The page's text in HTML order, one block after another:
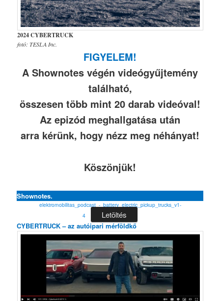
2024 CYBERTRUCK
fotó: TESLA Inc.
FIGYELEM!
A Shownotes végén videógyűjtemény
található,
összesen több mint 20 darab videóval!
Az epizód meghallgatása után
arra kérünk, hogy nézz meg néhányat!
Köszönjük!
Shownotes.
elektromobilitas_podcast_-_battery_electric_pickup_trucks_v1-
4
Letöltés
CYBERTRUCK – az autóipari mérföldkő